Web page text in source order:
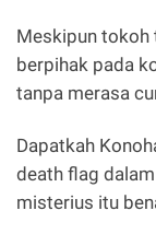
Meskipun tokoh
berpihak pada
tanpa merasa
Dapatkah
death flag
misterius itu